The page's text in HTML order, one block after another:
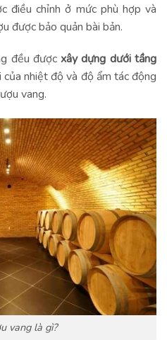
điều chỉnh ở mức phù hợp và
được bảo quản bài bản.
đều đượcxây dựng dưới tầng
nhiệt độ và độ ẩm tác động
vang.
vang là gì?